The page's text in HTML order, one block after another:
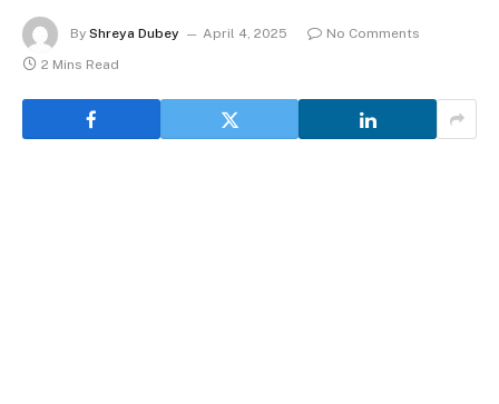
By Shreya Dubey April 4, 2025
No Comments
2 Mins Read